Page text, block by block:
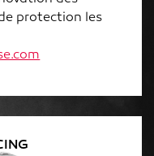
protection les